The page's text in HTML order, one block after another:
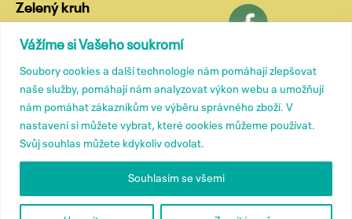
Vážíme si Vašeho soukromí
Soubory cookies a další technologie nám pomáhají zlepšovat
naše služby, pomáhají nám analyzovat výkon webu a umožňují
nám pomáhat zákazníkům ve výběru správného zboží. V
nastavení si můžete vybrat, které cookies můžeme používat.
Svůj souhlas můžete kdykoliv odvolat.
Souhlasím se všemi
Zelený kruh
120 00 Praha 2
tel.: (+420) 799 572 435
kancelar@zelenykruh.cz
Přidružené členství
O nás
Kontakty